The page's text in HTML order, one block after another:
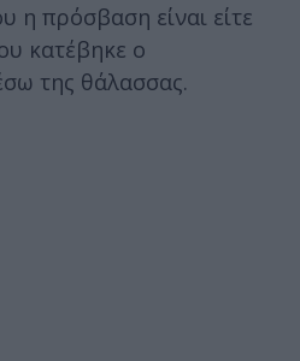
πρόσβαση είναι είτε
κατέβηκε ο
της θάλασσας.